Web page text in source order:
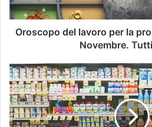
Oroscopo del lavoro per la
Novembre.